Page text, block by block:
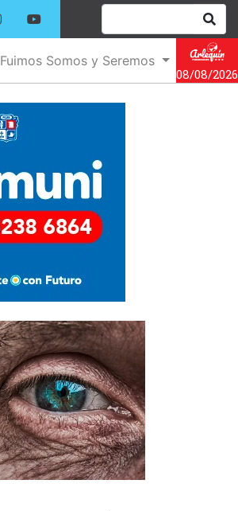
Fuimos Somos y Seremos
08/08/2026